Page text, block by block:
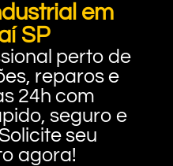
em
SP
perto de
reparos e
24h com
seguro e
seu
agora!